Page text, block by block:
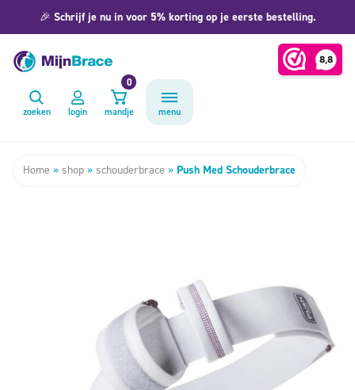
🎉 Schrijf je nu in voor 5% korting op je eerste bestelling.
zoeken login mandje
0
menu
Home » shop » schouderbrace » Push Med Schouderbrace